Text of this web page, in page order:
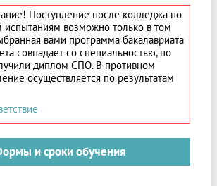
Поступление после колледжа по
испытаниям возможно только в том
вами программа бакалавриата
совпадает со специальностью, по
диплом СПО. В противном
осуществляется по результатам
и сроки обучения